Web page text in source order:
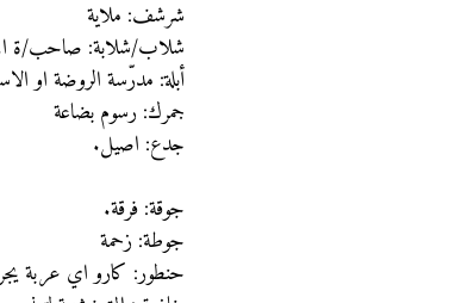
شرشف: ملاية
شلاب/شلابة: صاحب/ة
أبلة: مدرّسة الروضة او
جمرك: رسوم بضاعة
جدع: اصيل.
جوقة: فرقة.
جوطة: زحمة
حنطور: كارو اي عربة